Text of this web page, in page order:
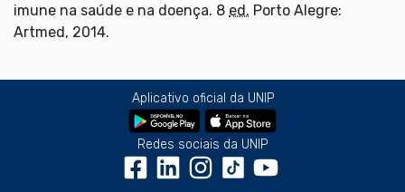
imune na saúde e na doença. 8 ed. Porto Alegre:
Artmed, 2014.
Aplicativo oficial da UNIP
Redes sociais da UNIP